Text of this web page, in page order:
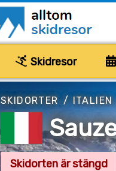
Skidresor
SKIDORTER /ITALIEN
Skidorten är stängd